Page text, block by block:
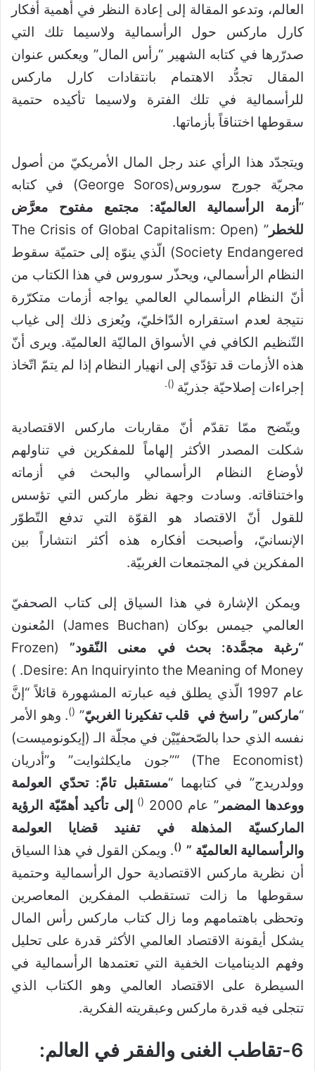
العالم، وتدعو المقالة إلى إعادة النظر في أهمية أفكار
كارل ماركس حول الرأسمالية ولاسيما تلك التي
صدرّرها في كتابه الشهير “رأس المال” ويعكس عنوان
المقال تجدُّد الاهتمام بانتقادات كارل ماركس
للرأسمالية في تلك الفترة ولاسيما تأكيده حتمية
سقوطها اختناقاً بأزماتها.
ويتجدّد هذا الرأي عند رجل المال الأمريكيّ من أصول
مجريّة جورج سوروس(George Soros) في كتابه
“ أزمة الرأسمالية العالميّة: ‏مجتمع مفتوح معرَّض
للخطر
” (The Crisis of Global Capitalism: Open
Society Endangered) الّذي ينوّه إلى حتميّة سقوط
النظام الرأسمالي، ويحذّر سوروس في هذا الكتاب من
أنّ النظام الرأسمالي العالمي يواجه أزمات متكرّرة
نتيجة لعدم استقراره الدّاخليّ، ويُعزى ذلك إلى غياب
التّنظيم الكافي في الأسواق الماليّة العالميّة. ويرى أنّ
هذه الأزمات قد تؤدّي إلى انهيار النظام إذا لم يتمّ اتّخاذ
إجراءات إصلاحيّة جذريّة (
).
ويتّضح ممّا تقدّم أنّ مقاربات ماركس الاقتصادية
شكلت المصدر الأكثر إلهاماً للمفكرين في تناولهم
لأوضاع النظام الرأسمالي والبحث في أزماته
واختناقاته. وسادت ‏وجهة نظر ماركس التي تؤسس
للقول أنّ الاقتصاد هو القوّة التي تدفع التّطوّر
الإنسانيّ، وأصبحت أفكاره هذه أكثر انتشاراً بين
المفكرين في ‏المجتمعات الغربيّة.
ويمكن الإشارة في هذا السياق إلى كتاب الصحفيّ
العالمي جيمس بوكان (James Buchan) المُعنون
“رغبة مجمَّدة: بحث ‏في معنى النّقود”
(Frozen
Desire: An Inquiryinto the Meaning of Money. )
عام 1997 الّذي يطلق فيه عبارته المشهورة قائلاً “إنَّ
“ماركس” راسخ في ‏ قلب تفكيرنا الغربيّ”
(
). وهو الأمر
نفسه الذي حدا بالصّحفيّيْن في مجلّة الـ (إيكونوميست)
(The Economist) “”جون ‏مايكلثوايت” و”أدريان
وولدريدج” في كتابهما “مستقبل تامّ: تحدّي العولمة
ووعدها المضمر” عام 2000 (
) إلى تأكيد أهمّيّة الرؤية
الماركسيّة المذهلة في تفنيد قضايا العولمة
والرأسمالية العالميّة ” (
). ويمكن القول في هذا السياق
أن نظرية ماركس الاقتصادية حول الرأسمالية وحتمية
سقوطها ما زالت تستقطب المفكرين المعاصرين
وتحظى باهتمامهم وما زال كتاب ماركس رأس المال
يشكل أيقونة الاقتصاد العالمي الأكثر قدرة على تحليل
وفهم الديناميات الخفية التي تعتمدها الرأسمالية في
السيطرة على الاقتصاد العالمي وهو الكتاب الذي
تتجلى فيه قدرة ماركس وعبقريته الفكرية.
6-تقاطب الغنى والفقر في العالم: